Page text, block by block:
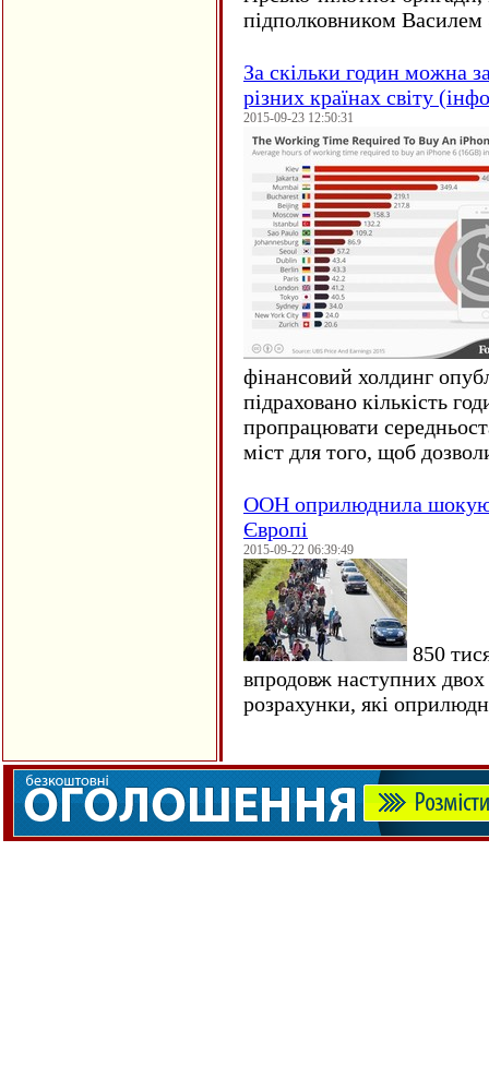
підполковником
За скільки годин можна
різних країнах світу
2015-09-23 12:50:31
фінансовий холдинг
підраховано кількість
пропрацювати
міст для того, щоб
ООН оприлюднила
Європі
2015-09-22 06:39:49
850
впродовж наступних
розрахунки, які